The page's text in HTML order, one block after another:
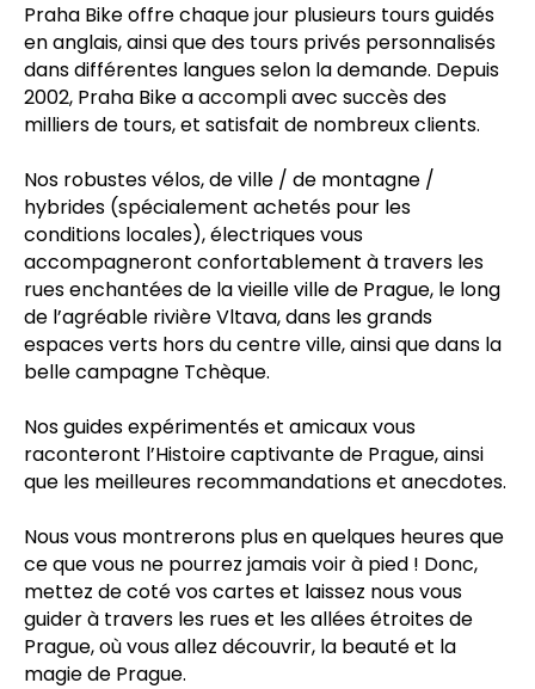
Praha Bike offre chaque jour plusieurs tours guidés
en anglais, ainsi que des tours privés personnalisés
dans différentes langues selon la demande. Depuis
2002, Praha Bike a accompli avec succès des
milliers de tours, et satisfait de nombreux clients.
Nos robustes vélos, de ville / de montagne /
hybrides (spécialement achetés pour les
conditions locales), électriques vous
accompagneront confortablement à travers les
rues enchantées de la vieille ville de Prague, le long
de l’agréable rivière Vltava, dans les grands
espaces verts hors du centre ville, ainsi que dans la
belle campagne Tchèque.
Nos guides expérimentés et amicaux vous
raconteront l’Histoire captivante de Prague, ainsi
que les meilleures recommandations et anecdotes.
Nous vous montrerons plus en quelques heures que
ce que vous ne pourrez jamais voir à pied ! Donc,
mettez de coté vos cartes et laissez nous vous
guider à travers les rues et les allées étroites de
Prague, où vous allez découvrir, la beauté et la
magie de Prague.
Meeting point: Dlouha 24. Prague 1